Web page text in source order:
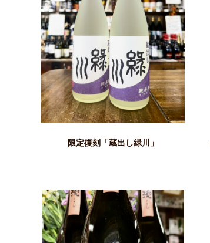
限定復刻「蔵出し緑川」